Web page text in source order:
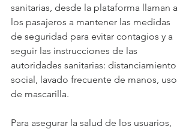
sanitarias, desde la plataforma llaman a
los pasajeros a mantener las medidas
de seguridad para evitar contagios y a
seguir las instrucciones de las
autoridades sanitarias: distanciamiento
social, lavado frecuente de manos, uso
de mascarilla.
Para asegurar la salud de los usuarios,